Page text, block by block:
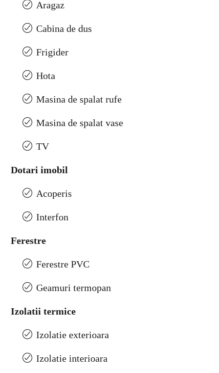
Aragaz
Cabina de dus
Frigider
Hota
Masina de spalat rufe
Masina de spalat vase
TV
Dotari imobil
Acoperis
Interfon
Ferestre
Ferestre PVC
Geamuri termopan
Izolatii termice
Izolatie exterioara
Izolatie interioara